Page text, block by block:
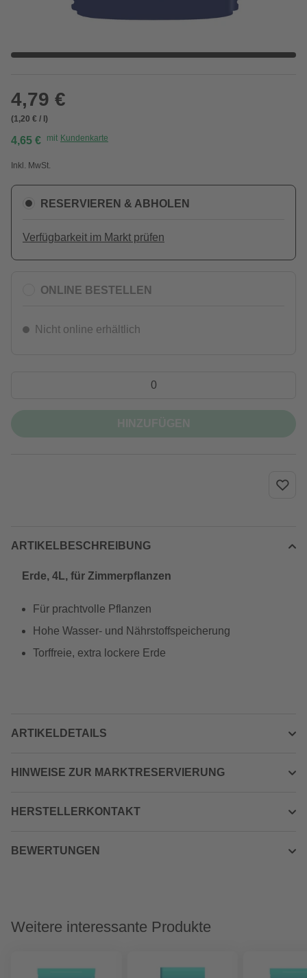
4,79 €
(1,20 € / l)
4,65 € mit Kundenkarte
Inkl. MwSt.
RESERVIEREN & ABHOLEN
Verfügbarkeit im Markt prüfen
ONLINE BESTELLEN
Nicht online erhältlich
ARTIKELBESCHREIBUNG
Erde, 4L, für Zimmerpflanzen
Für prachtvolle Pflanzen
Hohe Wasser- und Nährstoffspeicherung
Torffreie, extra lockere Erde
ARTIKELDETAILS
HINWEISE ZUR MARKTRESERVIERUNG
HERSTELLERKONTAKT
BEWERTUNGEN
Weitere interessante Produkte